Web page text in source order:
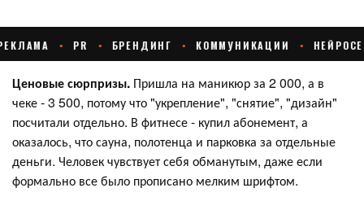
Ценовые сюрпризы. Пришла на маникюр за 2 000, а в
чеке - 3 500, потому что "укрепление", "снятие", "дизайн"
посчитали отдельно. В фитнесе - купил абонемент, а
оказалось, что сауна, полотенца и парковка за отдельные
деньги. Человек чувствует себя обманутым, даже если
формально все было прописано мелким шрифтом.